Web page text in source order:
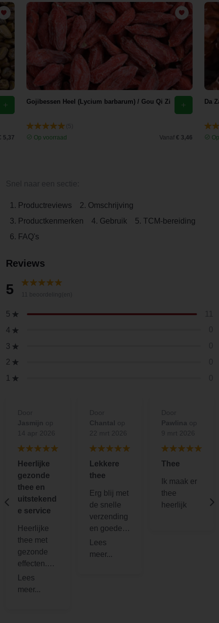
5,37
Gojibessen Heel (Lycium barbarum) / Gou Qi Zi
Op voorraad
Vanaf € 3,46
Da
1. Productreviews
2. Omschrijving
3. Productkenmerken
4. Gebruik
5. TCM-bereiding
6. FAQ's
Reviews
5
5
4
3
2
1
Heerlijke
gezonde
thee en
uitstekend
e service
Heerlijke
thee met
gezonde
effecten.
Ben blij
met de
Lekkere
thee
Erg blij met
de snelle
verzending
en goede
verpakking!
Ik zet er
Thee
Ik maak er
thee
heerlijk